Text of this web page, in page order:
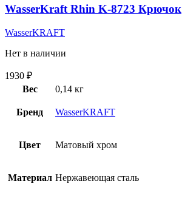
WasserKraft Rhin K-8723 Крючок
WasserKRAFT
Нет в наличии
1930 ₽
Вес
0,14 кг
Бренд WasserKRAFT
Цвет Матовый хром
Материал Нержавеющая сталь